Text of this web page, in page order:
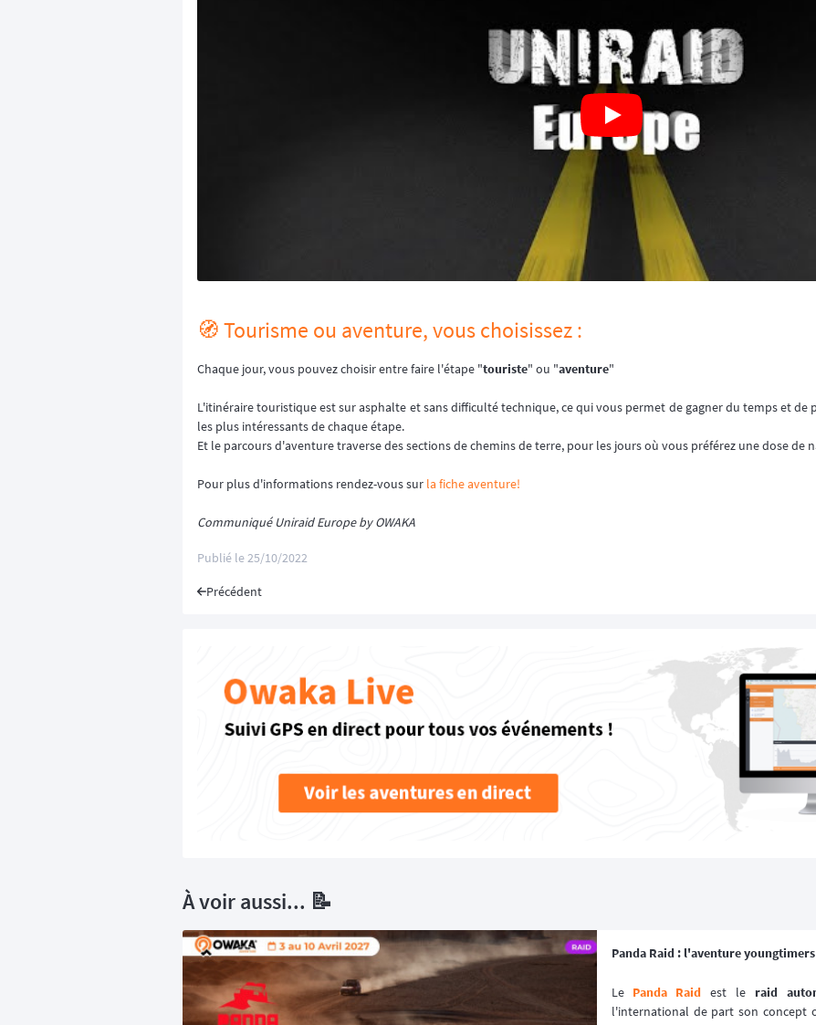
🧭 Tourisme ou aventure, vous choisissez :
Chaque jour, vous pouvez choisir entre faire l'étape "touriste" ou "aventure"
L'itinéraire touristique est sur asphalte et sans difficulté technique, ce qui vous permet de gagner du temps et de
les plus intéressants de chaque étape.
Et le parcours d'aventure traverse des sections de chemins de terre, pour les jours où vous préférez une dose de
Pour plus d'informations rendez-vous sur la fiche aventure!
Communiqué Uniraid Europe by OWAKA
Publié le25/10/2022
Précédent
À voir aussi... 📝
Panda Raid : l'aventure
Le Panda Raid est le raid
l'international de part son concept